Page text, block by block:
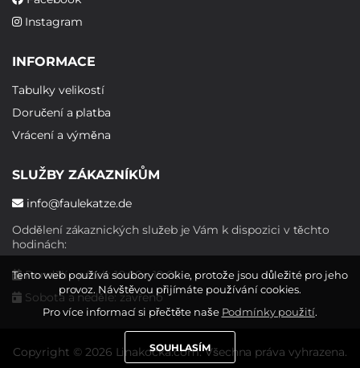
Instagram
INFORMACE
Tabulky velikostí
Doručení a platba
Vrácení a výměna
SLUŽBY ZÁKAZNÍKŮM
info@faulekatze.de
Oddělení zákaznických služeb je Vám k dispozici v těchto
hodinách:
Pondělí - pátek: 10:00 - 19:00
Sobota a neděle: zavřeno
Copyright © 2026 Linakocka.com. Všechna práva vyhrazena.
Tento web používá soubory cookie, protože jsou důležité pro jeho
provoz. Návštěvou přijímáte používání cookies.
Pro více informací si přečtěte naše Podmínky použití.
SOUHLASÍM